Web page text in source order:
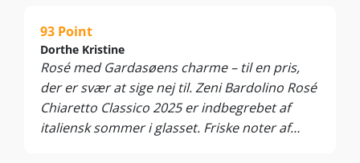
93 Point
Dorthe Kristine
Rosé med Gardasøens charme – til en pris,
der er svær at sige nej til. Zeni Bardolino Rosé
Chiaretto Classico 2025 er indbegrebet af
italiensk sommer i glasset. Friske noter af